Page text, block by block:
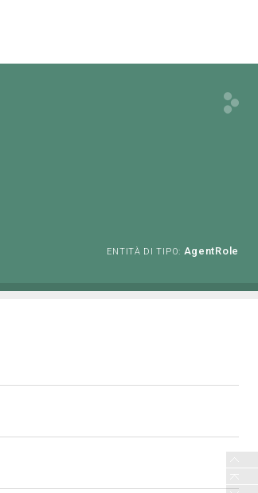
ENTITÀ DI TIPO: AgentRole